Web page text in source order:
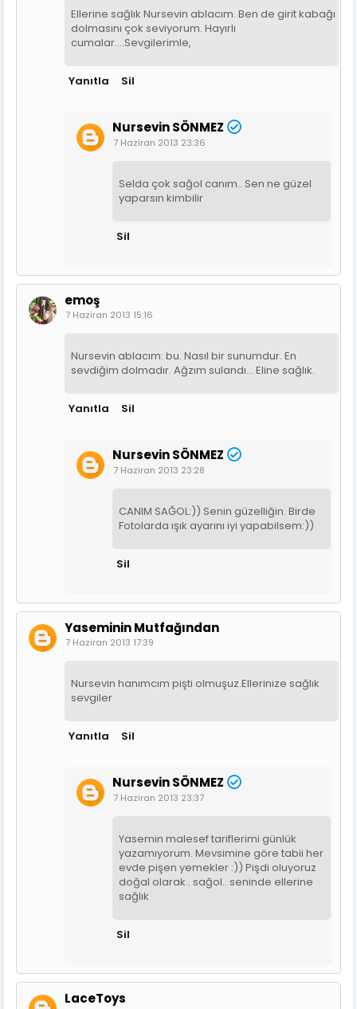
Ellerine sağlık Nursevin ablacım. Ben de girit kabağı
dolmasını çok seviyorum. Hayırlı
cumalar....Sevgilerimle,
Yanıtla Sil
Nursevin SÖNMEZ
7 Haziran 2013 23:36
Selda çok sağol canım.. Sen ne güzel
yaparsın kimbilir
Sil
emoş
7 Haziran 2013 15:16
Nursevin ablacım: bu. Nasıl bir sunumdur. En
sevdiğim dolmadır. Ağzım sulandı... Eline sağlık.
Yanıtla Sil
Nursevin SÖNMEZ
7 Haziran 2013 23:28
CANIM SAĞOL:)) Senin güzelliğin. Birde
Fotolarda ışık ayarını iyi yapabilsem:))
Sil
Yaseminin Mutfağından
7 Haziran 2013 17:39
Nursevin hanımcım pişti olmuşuz.Ellerinize sağlık
sevgiler
Yanıtla Sil
Nursevin SÖNMEZ
7 Haziran 2013 23:37
Yasemin malesef tariflerimi günlük
yazamıyorum. Mevsimine göre tabii her
evde pişen yemekler :)) Pişdi oluyoruz
doğal olarak.. sağol.. seninde ellerine
sağlık
Sil
LaceToys